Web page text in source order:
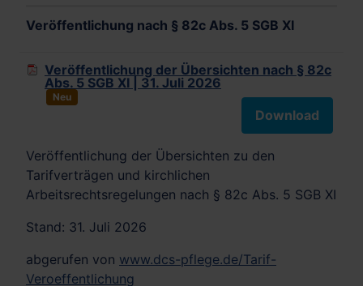
Veröffentlichung nach § 82c Abs. 5 SGB XI
Veröffentlichung der Übersichten nach § 82c
Abs. 5 SGB XI | 31. Juli 2026
Neu
Download
Veröffentlichung der Übersichten zu den
Tarifverträgen und kirchlichen
Arbeitsrechtsregelungen nach § 82c Abs. 5 SGB XI
Stand: 31. Juli 2026
abgerufen von www.dcs-pflege.de/Tarif-
Veroeffentlichung